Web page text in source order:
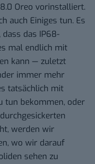
Oreo vorinstalliert.
auch Einiges tun. Es
dass das IP68-
mal endlich mit
kann — zuletzt
immer mehr
tatsächlich mit
tun bekommen, oder
werden wir
wo wir darauf
sehen zu